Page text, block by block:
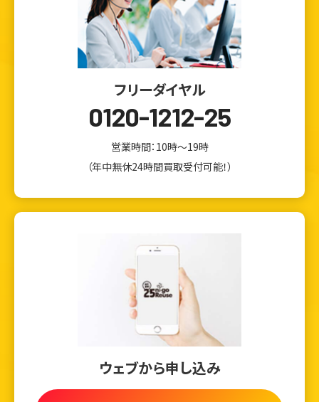
フリーダイヤル
0120-1212-25
営業時間：10時～19時
（年中無休24時間買取受付可能！）
ウェブから申し込み